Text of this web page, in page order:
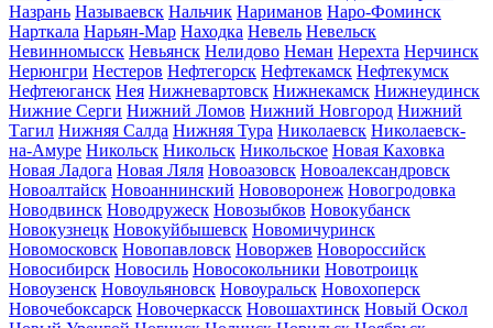
Назрань Называевск Нальчик Нариманов Наро-Фоминск
Нарткала Нарьян-Мар Находка Невель Невельск
Невинномысск Невьянск Нелидово Неман Нерехта Нерчинск
Нерюнгри Нестеров Нефтегорск Нефтекамск Нефтекумск
Нефтеюганск Нея Нижневартовск Нижнекамск Нижнеудинск
Нижние Серги Нижний Ломов Нижний Новгород Нижний
Тагил Нижняя Салда Нижняя Тура Николаевск Николаевск-
на-Амуре Никольск Никольск Никольское Новая Каховка
Новая Ладога Новая Ляля Новоазовск Новоалександровск
Новоалтайск Новоаннинский Нововоронеж Новогродовка
Новодвинск Новодружеск Новозыбков Новокубанск
Новокузнецк Новокуйбышевск Новомичуринск
Новомосковск Новопавловск Новоржев Новороссийск
Новосибирск Новосиль Новосокольники Новотроицк
Новоузенск Новоульяновск Новоуральск Новохоперск
Новочебоксарск Новочеркасск Новошахтинск Новый Оскол